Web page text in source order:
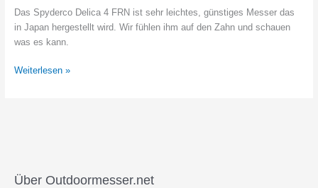
Das Spyderco Delica 4 FRN ist sehr leichtes, günstiges Messer das
in Japan hergestellt wird. Wir fühlen ihm auf den Zahn und schauen
was es kann.
Spyderco
Weiterlesen »
Über Outdoormesser.net